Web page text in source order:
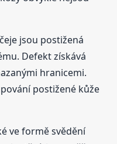
jsou postižená
Defekt získává
hranicemi.
postižené kůže
ve formě svědění